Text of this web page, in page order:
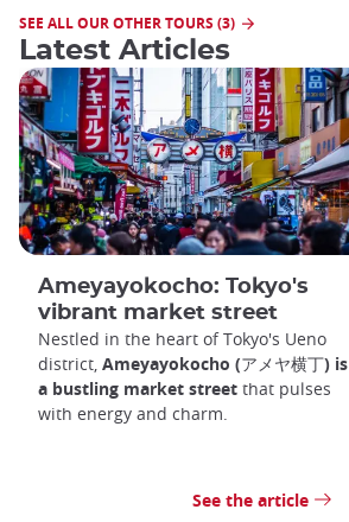
SEE ALL OUR OTHER TOURS (3)
Latest Articles
Ameyayokocho: Tokyo's
vibrant market street
Nestled in the heart of Tokyo's Ueno
district, Ameyayokocho (アメヤ横丁) is
a bustling market street that pulses
with energy and charm.
See the article